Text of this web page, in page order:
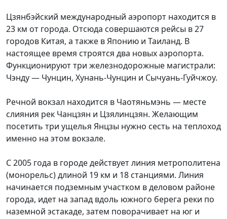
Цзянбэйский международный аэропорт находится в
23 км от города. Отсюда совершаются рейсы в 27
городов Китая, а также в Японию и Таиланд. В
настоящее время строятся два новых аэропорта.
Функционируют три железнодорожные магистрали:
Чэнду — Чунцин, Хунань-Чунцин и Сычуань-Гуйчжоу.
Речной вокзал находится в Чаотяньмэнь — месте
слияния рек Чанцзян и Цзялинцзян. Желающим
посетить три ущелья Янцзы нужно сесть на теплоход
именно на этом вокзале.
С 2005 года в городе действует линия метрополитена
(монорельс) длиной 19 км и 18 станциями. Линия
начинается подземным участком в деловом районе
города, идет на запад вдоль южного берега реки по
наземной эстакаде, затем поворачивает на юг и